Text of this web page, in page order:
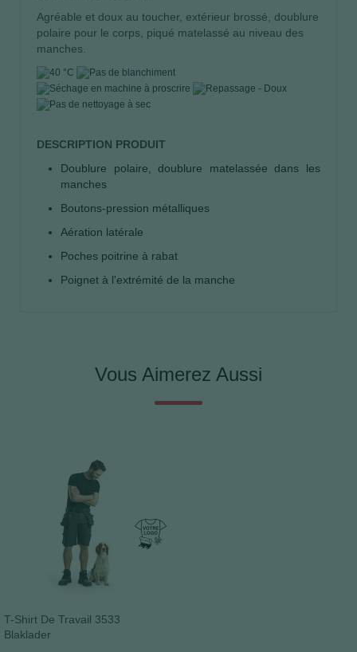
Agréable et doux au toucher, extérieur brossé, doublure
polaire pour le corps, piqué matelassé au niveau des
manches.
DESCRIPTION PRODUIT
Doublure polaire, doublure matelassée dans les
manches
Boutons-pression métalliques
Aération latérale
Poches poitrine à rabat
Poignet à l'extrémité de la manche
Vous Aimerez Aussi
T-Shirt De Travail 3533
Blaklader